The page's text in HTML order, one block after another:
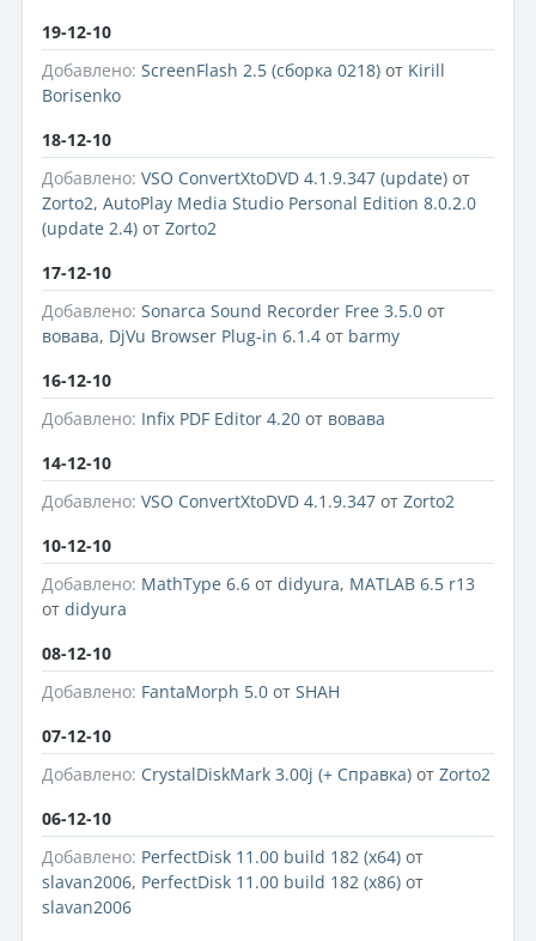
19-12-10
Добавлено: ScreenFlash 2.5 (сборка 0218) от Kirill
Borisenko
18-12-10
Добавлено: VSO ConvertXtoDVD 4.1.9.347 (update) от
Zorto2, AutoPlay Media Studio Personal Edition 8.0.2.0
(update 2.4) от Zorto2
17-12-10
Добавлено: Sonarca Sound Recorder Free 3.5.0 от
вовава, DjVu Browser Plug-in 6.1.4 от barmy
16-12-10
Добавлено: Infix PDF Editor 4.20 от вовава
14-12-10
Добавлено: VSO ConvertXtoDVD 4.1.9.347 от Zorto2
10-12-10
Добавлено: MathType 6.6 от didyura, MATLAB 6.5 r13
от didyura
08-12-10
Добавлено: FantaMorph 5.0 от SHAH
07-12-10
Добавлено: CrystalDiskMark 3.00j (+ Справка) от Zorto2
06-12-10
Добавлено: PerfectDisk 11.00 build 182 (х64) от
slavan2006, PerfectDisk 11.00 build 182 (х86) от
slavan2006